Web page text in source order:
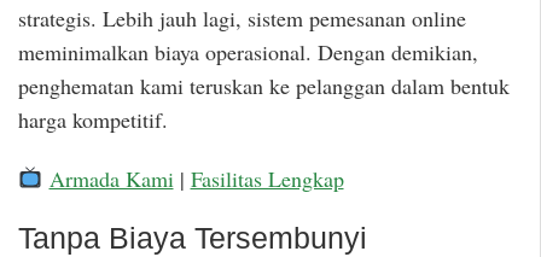
strategis. Lebih jauh lagi, sistem pemesanan online
meminimalkan biaya operasional. Dengan demikian,
penghematan kami teruskan ke pelanggan dalam bentuk
harga kompetitif.
Armada Kami | Fasilitas Lengkap
Tanpa Biaya Tersembunyi